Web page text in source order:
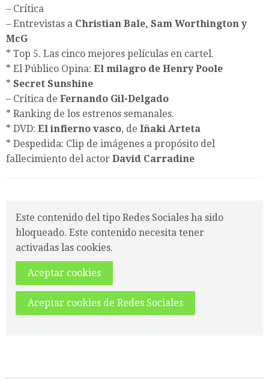
– Crítica
– Entrevistas a Christian Bale, Sam Worthington y
McG
* Top 5. Las cinco mejores películas en cartel.
* El Público Opina: El milagro de Henry Poole
* Secret Sunshine
– Crítica de Fernando Gil-Delgado
* Ranking de los estrenos semanales.
* DVD: El infierno vasco, de Iñaki Arteta
* Despedida: Clip de imágenes a propósito del
fallecimiento del actor David Carradine
Este contenido del tipo Redes Sociales ha sido
bloqueado. Este contenido necesita tener
activadas las cookies.
Aceptar cookies
Aceptar cookies de Redes Sociales